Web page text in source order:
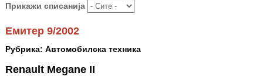
Прикажи списанија
Емитер 9/2002
Рубрика: Автомобилска техника
Renault Megane II